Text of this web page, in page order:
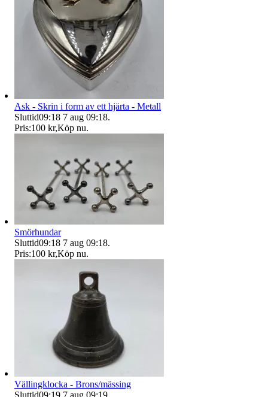
Ask - Skrin i form av ett hjärta - Metall
Sluttid09:18 7 aug 09:18.
Pris:100 kr,Köp nu.
Smörhundar
Sluttid09:18 7 aug 09:18.
Pris:100 kr,Köp nu.
Vällingklocka - Brons/mässing
Sluttid09:19 7 aug 09:19.